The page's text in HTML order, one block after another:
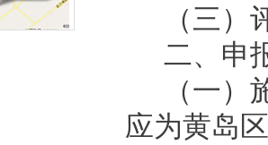
（三）
二、申
（一
应为黄岛区